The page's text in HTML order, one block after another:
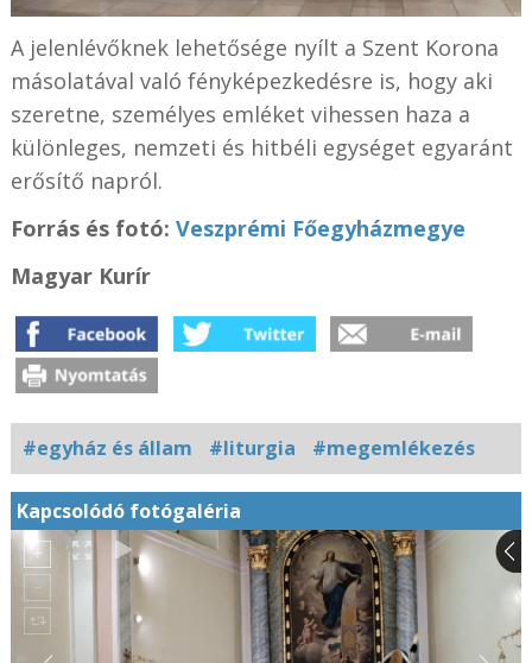
A jelenlévőknek lehetősége nyílt a Szent Korona
másolatával való fényképezkedésre is, hogy aki
szeretne, személyes emléket vihessen haza a
különleges, nemzeti és hitbéli egységet egyaránt
erősítő napról.
Forrás és fotó: Veszprémi Főegyházmegye
Magyar Kurír
#egyház és állam #liturgia #megemlékezés
Kapcsolódó fotógaléria